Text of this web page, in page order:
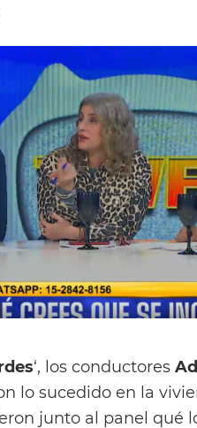
‘, los conductores
lo sucedido en la
junto al panel qué